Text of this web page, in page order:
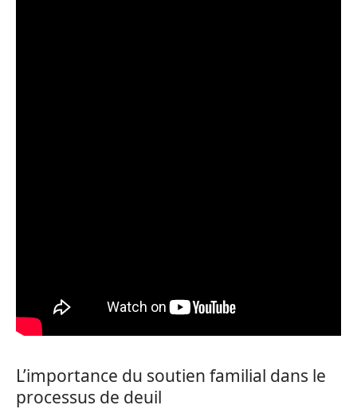
L’importance du soutien familial dans le
processus de deuil